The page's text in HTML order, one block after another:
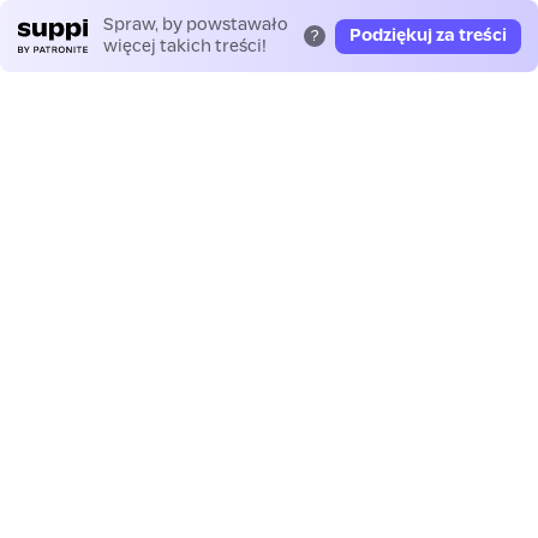
Spraw, by powstawało
więcej takich treści!
? Podziękuj za treści